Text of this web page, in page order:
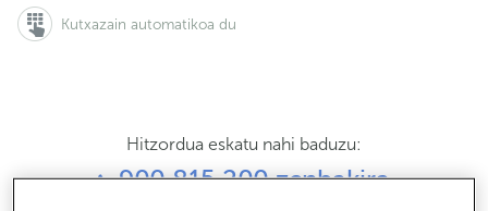
Kutxazain automatikoa du
Hitzordua eskatu nahi baduzu:
900 815 200 zenbakira